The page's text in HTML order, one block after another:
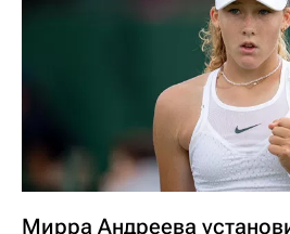
Мирра Андреева